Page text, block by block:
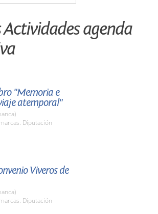
agenda
"Memoria e
atemporal"
Diputación
Viveros de
Diputación